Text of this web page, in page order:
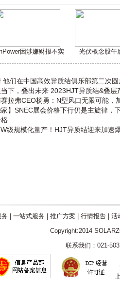
因涉嫌财报不实 光伏概念股午
他们在中国高效异质结俱乐部第二次
下，叠出未来 2023HJT异质结&叠层
拉弗CEO杨勇：N型风口无限可能，
家】SNEC展会价格下行仍是主旋律，
级规模化量产！HJT异质结迎来加速
务 一站式服务 推广方案 行情报告| 活
Copyright:2014
联系我们：021-